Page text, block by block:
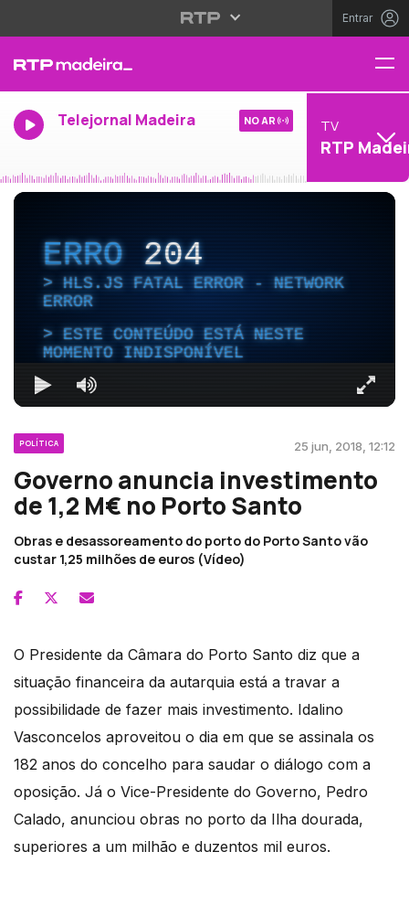
Entrar
Telejornal Madeira NO AR TV
RTP
ERRO204
HLS.JS FATAL ERROR - NETWORK
ERROR
ESTE CONTEÚDO ESTÁ NESTE
MOMENTO INDISPONÍVEL
POLÍTICA 25 jun, 2018, 12:12
Governo anuncia investimento
de 1,2 M€ no Porto Santo
Obras e desassoreamento do porto do Porto Santo vão
custar 1,25 milhões de euros (Vídeo)
O Presidente da Câmara do Porto Santo diz que a
situação financeira da autarquia está a travar a
possibilidade de fazer mais investimento. Idalino
Vasconcelos aproveitou o dia em que se assinala os
182 anos do concelho para saudar o diálogo com a
oposição. Já o Vice-Presidente do Governo, Pedro
Calado, anunciou obras no porto da Ilha dourada,
superiores a um milhão e duzentos mil euros.